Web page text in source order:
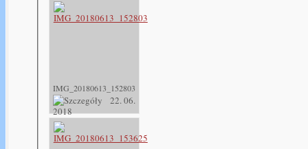
IMG_20180613_152803
22. 06.
2018